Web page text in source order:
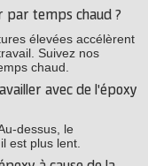
par temps chaud ?
élevées accélèrent
Suivez nos
chaud.
avec de l'époxy
dessus, le
est plus lent.